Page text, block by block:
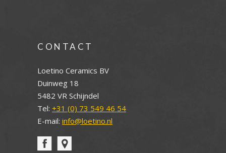
CONTACT
Loetino Ceramics BV
Duinweg 18
5482 VR Schijndel
Tel: +31 (0) 73 549 46 54
E-mail: info@loetino.nl